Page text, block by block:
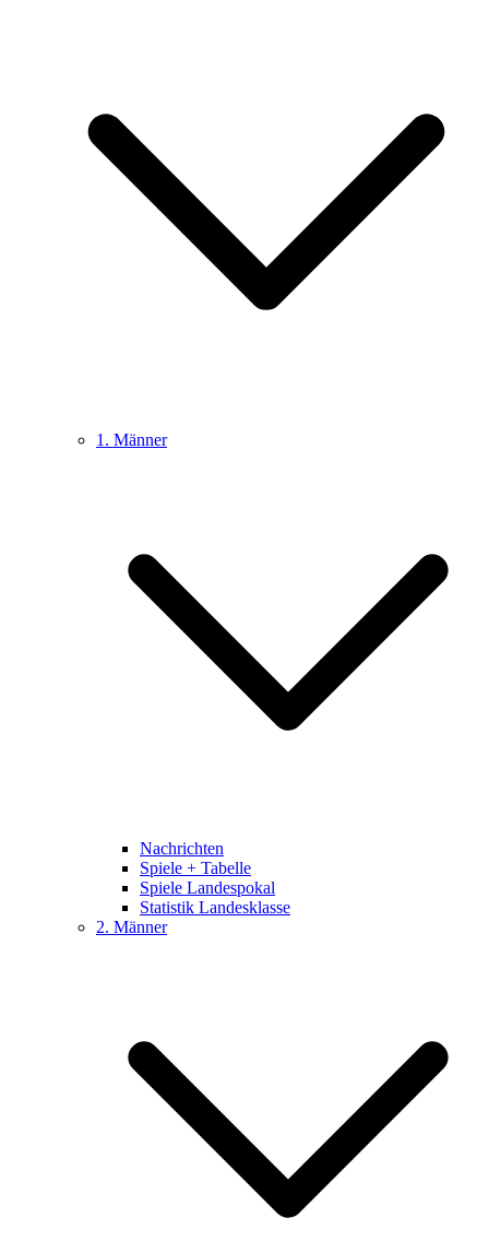
1. Männer
Nachrichten
Spiele + Tabelle
Spiele Landespokal
Statistik Landesklasse
2. Männer